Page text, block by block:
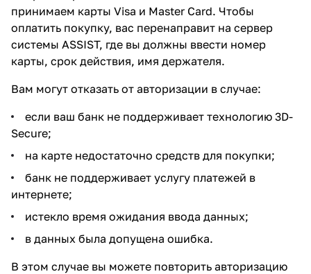
принимаем карты Visa и Master Card. Чтобы
оплатить покупку, вас перенаправит на сервер
системы ASSIST, где вы должны ввести номер
карты, срок действия, имя держателя.
Вам могут отказать от авторизации в случае:
если ваш банк не поддерживает технологию 3D-
Secure;
на карте недостаточно средств для покупки;
банк не поддерживает услугу платежей в
интернете;
истекло время ожидания ввода данных;
в данных была допущена ошибка.
В этом случае вы можете повторить авторизацию